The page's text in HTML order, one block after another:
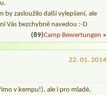
by zasloužilo další vylepšení, ale
Vás bezchybně navedou :-D
(89)Camp Bewertungen »
22. 01. 2014
v kempu!), ale i pro mladé,